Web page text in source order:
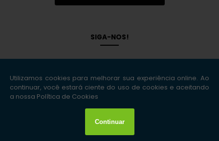
SIGA-NOS!
Copyright © EHS Soluções Inteligentes. (Lei 9610 de 19/02/1998)
W3C